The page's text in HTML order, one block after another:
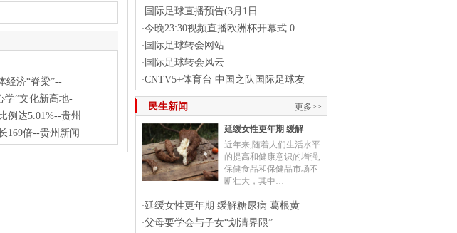
介会走进杭州--贵州新闻网
经济“脊梁”--
学”文化新高地-
例达5.01%--贵州
169倍--贵州新闻
· 国际足球直播预告(3月1日
·今晚23:30视频直播欧洲杯开幕式 0
· 国际足球转会网站
· 国际足球转会风云
·CNTV5+体育台 中国之队国际足球友
民生新闻 更多>>
延缓女性更年期 缓解
近年来,随着人们生活水平
的提高和健康意识的增强,
保健食品和保健品市场不
断壮大，其中…
·延缓女性更年期 缓解糖尿病 葛根黄
·父母要学会与子女“划清界限”